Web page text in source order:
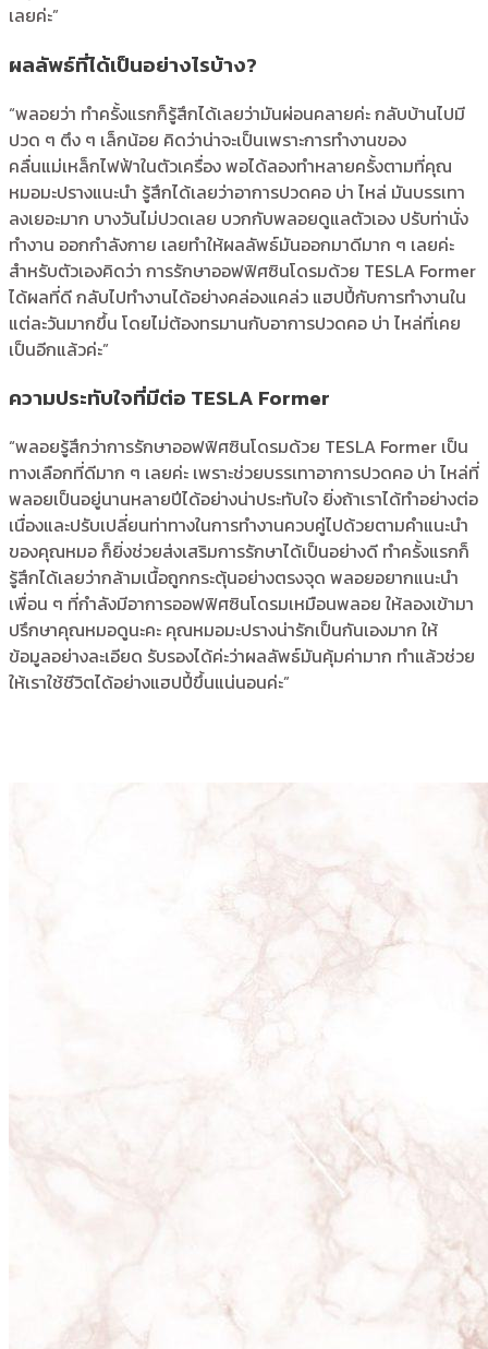
เลยค่ะ”
ผลลัพธ์ที่ได้เป็นอย่างไรบ้าง?
“พลอยว่า ทำครั้งแรกก็รู้สึกได้เลยว่ามันผ่อนคลายค่ะ กลับบ้านไปมี
ปวด ๆ ตึง ๆ เล็กน้อย คิดว่าน่าจะเป็นเพราะการทำงานของ
คลื่นแม่เหล็กไฟฟ้าในตัวเครื่อง พอได้ลองทำหลายครั้งตามที่คุณ
หมอมะปรางแนะนำ รู้สึกได้เลยว่าอาการปวดคอ บ่า ไหล่ มันบรรเทา
ลงเยอะมาก บางวันไม่ปวดเลย บวกกับพลอยดูแลตัวเอง ปรับท่านั่ง
ทำงาน ออกกำลังกาย เลยทำให้ผลลัพธ์มันออกมาดีมาก ๆ เลยค่ะ
สำหรับตัวเองคิดว่า การรักษาออฟฟิศซินโดรมด้วย TESLA Former
ได้ผลที่ดี กลับไปทำงานได้อย่างคล่องแคล่ว แฮปปี้กับการทำงานใน
แต่ละวันมากขึ้น โดยไม่ต้องทรมานกับอาการปวดคอ บ่า ไหล่ที่เคย
เป็นอีกแล้วค่ะ”
ความประทับใจที่มีต่อ TESLA Former
“พลอยรู้สึกว่าการรักษาออฟฟิศซินโดรมด้วย TESLA Former เป็น
ทางเลือกที่ดีมาก ๆ เลยค่ะ เพราะช่วยบรรเทาอาการปวดคอ บ่า ไหล่ที่
พลอยเป็นอยู่นานหลายปีได้อย่างน่าประทับใจ ยิ่งถ้าเราได้ทำอย่างต่อ
เนื่องและปรับเปลี่ยนท่าทางในการทำงานควบคู่ไปด้วยตามคำแนะนำ
ของคุณหมอ ก็ยิ่งช่วยส่งเสริมการรักษาได้เป็นอย่างดี ทำครั้งแรกก็
รู้สึกได้เลยว่ากล้ามเนื้อถูกกระตุ้นอย่างตรงจุด พลอยอยากแนะนำ
เพื่อน ๆ ที่กำลังมีอาการออฟฟิศซินโดรมเหมือนพลอย ให้ลองเข้ามา
ปรึกษาคุณหมอดูนะคะ คุณหมอมะปรางน่ารักเป็นกันเองมาก ให้
ข้อมูลอย่างละเอียด รับรองได้ค่ะว่าผลลัพธ์มันคุ้มค่ามาก ทำแล้วช่วย
ให้เราใช้ชีวิตได้อย่างแฮปปี้ขึ้นแน่นอนค่ะ”